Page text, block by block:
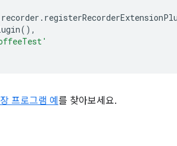
recorder .
(),
프로그램 예 를 찾아보세요.